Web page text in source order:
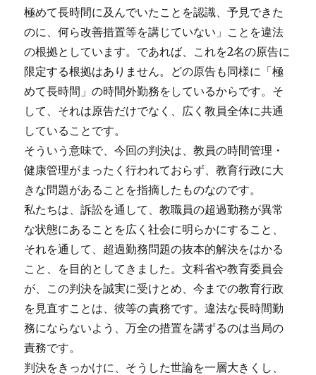
極めて長時間に及んでいたことを認識、予見できた
のに、何ら改善措置等を講じていない」ことを違法
の根拠としています。であれば、これを2名の原告に
限定する根拠はありません。どの原告も同様に「極
めて長時間」の時間外勤務をしているからです。そ
して、それは原告だけでなく、広く教員全体に共通
していることです。
そういう意味で、今回の判決は、教員の時間管理・
健康管理がまったく行われておらず、教育行政に大
きな問題があることを指摘したものなのです。
私たちは、訴訟を通して、教職員の超過勤務が異常
な状態にあることを広く社会に明らかにすること、
それを通して、超過勤務問題の抜本的解決をはかる
こと、を目的としてきました。文科省や教育委員会
が、この判決を誠実に受けとめ、今までの教育行政
を見直すことは、彼等の責務です。違法な長時間勤
務にならないよう、万全の措置を講ずるのは当局の
責務です。
判決をきっかけに、そうした世論を一層大きくし、